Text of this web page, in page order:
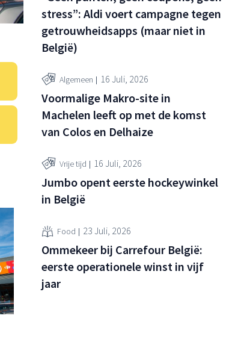
stress”: Aldi voert campagne tegen
getrouwheidsapps (maar niet in
België)
Algemeen 16 Juli, 2026
Voormalige Makro-site in
Machelen leeft op met de komst
van Colos en Delhaize
Vrije tijd 16 Juli, 2026
Jumbo opent eerste hockeywinkel
in België
Food 23 Juli, 2026
Ommekeer bij Carrefour België:
eerste operationele winst in vijf
jaar